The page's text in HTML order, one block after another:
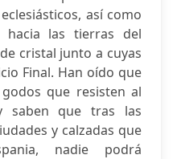
así como
hacia las tierras del
cristal junto a cuyas
Final. Han oído que
que resisten al
saben que tras las
y calzadas que
nadie podrá